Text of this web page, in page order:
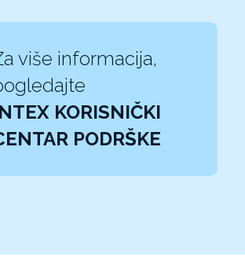
više informacija,
KORISNIČKI
PODRŠKE